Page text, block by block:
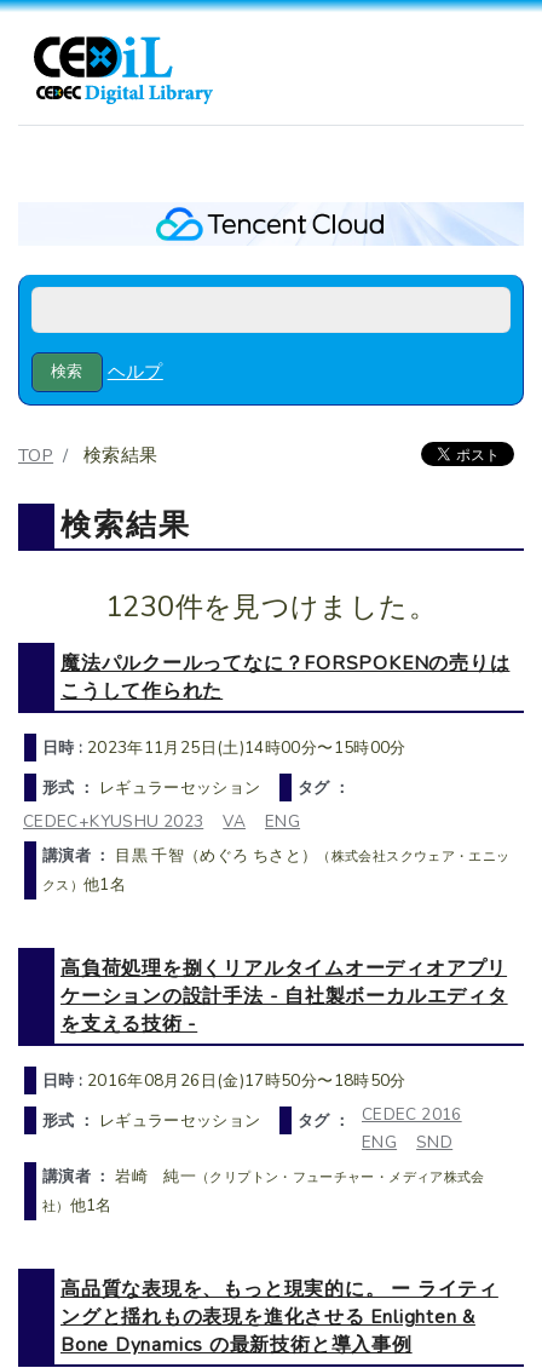
ヘルプ
TOP 検索結果
検索結果
1230件を見つけました。
魔法パルクールってなに？FORSPOKENの売りは
こうして作られた
日時 : 2023年11月25日(土)14時00分〜15時00分
形式 ： レギュラーセッション
タグ ：
CEDEC+KYUSHU 2023
VA
ENG
講演者 ： 目黒 千智（めぐろ ちさと）
（株式会社スクウェア・エニッ
クス）他1名
高負荷処理を捌くリアルタイムオーディオアプリ
ケーションの設計手法 - 自社製ボーカルエディタ
を支える技術 -
日時 : 2016年08月26日(金)17時50分〜18時50分
形式 ： レギュラーセッション タグ ：
CEDEC 2016
ENG
SND
講演者 ：岩崎 純一 （クリプトン・フューチャー・メディア株式会
社） 他1名
高品質な表現を、もっと現実的に。 ー ライティ
ングと揺れもの表現を進化させる Enlighten &
Bone Dynamics の最新技術と導入事例